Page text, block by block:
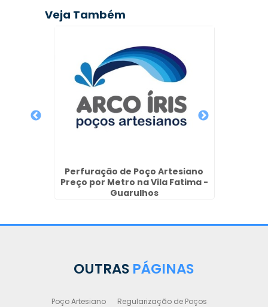
Veja Também
Perfuração de Poço Artesiano
Preço por Metro na Vila Fatima -
Guarulhos
OUTRAS PÁGINAS
Poço Artesiano
Regularização de Poços